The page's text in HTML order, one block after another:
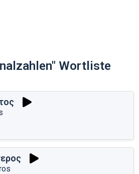
Wortliste